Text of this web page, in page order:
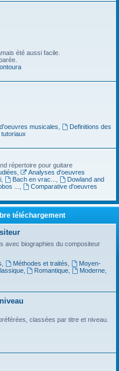
été aussi facile.
musicales
Definitions des
répertoire pour guitare
Analyses d'oeuvres
, Bach en vrac...
Dowland and
...
Comparative d'oeuvres
téléchargement
avec biographies du compositeur
Méthodes et traités
Moyen-
, Romantique Moderne
classées par titre et niveau.